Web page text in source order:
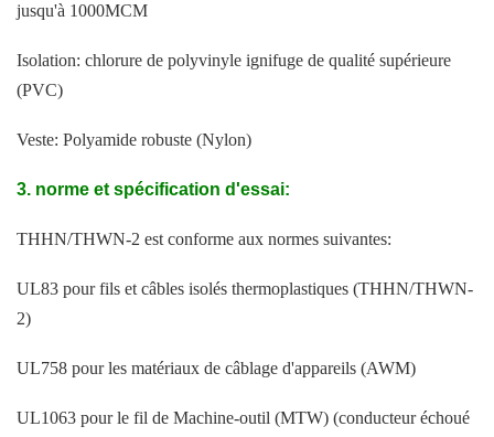
jusqu'à 1000MCM
Isolation: chlorure de polyvinyle ignifuge de qualité supérieure
(PVC)
Veste: Polyamide robuste (Nylon)
3. norme et spécification d'essai:
THHN/THWN-2 est conforme aux normes suivantes:
UL83 pour fils et câbles isolés thermoplastiques (THHN/THWN-
2)
UL758 pour les matériaux de câblage d'appareils (AWM)
UL1063 pour le fil de Machine-outil (MTW) (conducteur échoué